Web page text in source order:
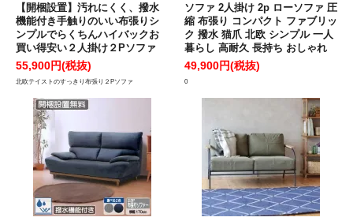
【開梱設置】汚れにくく、撥水
機能付き手触りのいい布張りシ
ンプルでらくちんハイバックお
買い得安い２人掛け２Pソファ
55,900円(税抜)
北欧テイストのすっきり布張り２Pソファ
ソファ 2人掛け 2p ローソファ 圧
縮 布張り コンパクト ファブリッ
ク 撥水 猫爪 北欧 シンプル 一人
暮らし 高耐久 長持ち おしゃれ
49,900円(税抜)
0